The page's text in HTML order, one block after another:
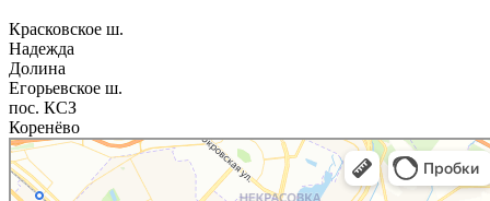
Красковское ш.
Надежда
Долина
Егорьевское ш.
пос. КСЗ
Коренёво